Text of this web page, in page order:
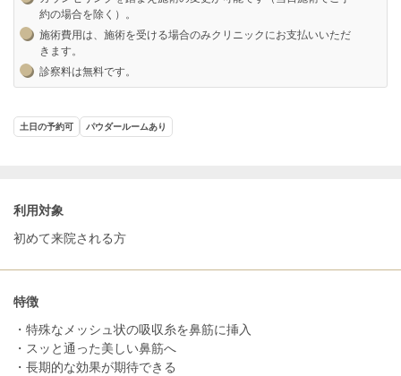
約の場合を除く）。
施術費用は、施術を受ける場合のみクリニックにお支払いいただ
きます。
診察料は無料です。
土日の予約可 パウダールームあり
利用対象
初めて来院される方
特徴
・特殊なメッシュ状の吸収糸を鼻筋に挿入
・スッと通った美しい鼻筋へ
・長期的な効果が期待できる